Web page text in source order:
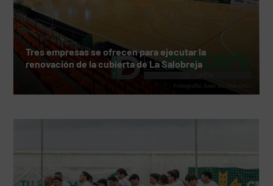
Tres empresas se ofrecen para ejecutar la
renovación de la cubierta de La Salobreja